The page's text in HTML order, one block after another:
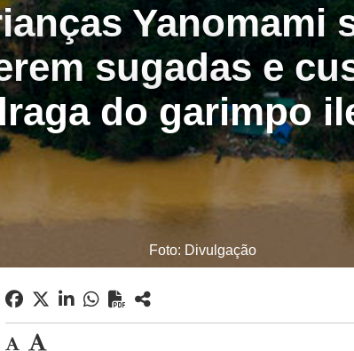
Yanomami
sugadas e
do garimpo
Foto: Divulgação